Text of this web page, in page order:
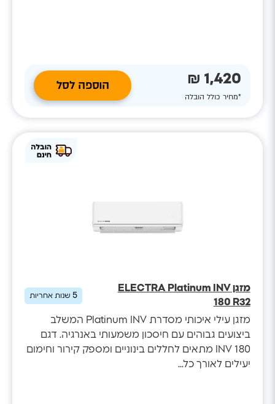
1,420 ₪
*מחיר כולל הובלה
הוספה לסל
מזגן ELECTRA Platinum INV
180 R32
5שנות אחריות
מזגן עילי איכותי מסדרת Platinum INV המשלב
ביצועים גבוהים עם חיסכון משמעותי באנרגיה. דגם
INV 180 מתאים לחללים בינוניים ומספק קירור וחימום
יעילים לאורך כל...